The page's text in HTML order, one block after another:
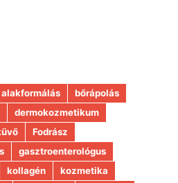
alakformálás
bőrápolás
dermokozmetikum
Fodrász
gasztroenterológus
kollagén
kozmetika